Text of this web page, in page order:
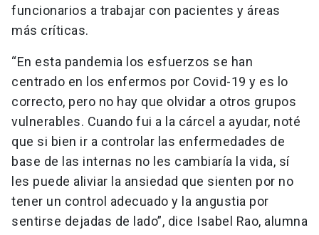
funcionarios a trabajar con pacientes y áreas
más críticas.
“En esta pandemia los esfuerzos se han
centrado en los enfermos por Covid-19 y es lo
correcto, pero no hay que olvidar a otros grupos
vulnerables. Cuando fui a la cárcel a ayudar, noté
que si bien ir a controlar las enfermedades de
base de las internas no les cambiaría la vida, sí
les puede aliviar la ansiedad que sienten por no
tener un control adecuado y la angustia por
sentirse dejadas de lado”, dice Isabel Rao, alumna